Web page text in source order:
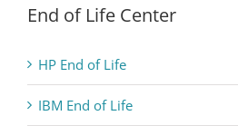
End of Life Center
HP End of Life
IBM End of Life